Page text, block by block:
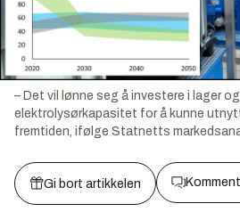
– Det vil lønne seg å investere i lager
elektrolysørkapasitet for å kunne
fremtiden, ifølge Statnetts
Gi bort artikkelen